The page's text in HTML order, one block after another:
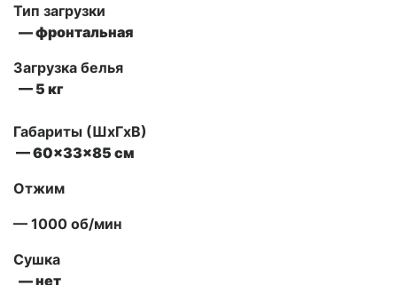
Тип загрузки
— фронтальная
Загрузка белья
— 5 кг
Габариты (ШxГxВ)
— 60x33x85 см
Отжим
— 1000 об/мин
Сушка
— нет